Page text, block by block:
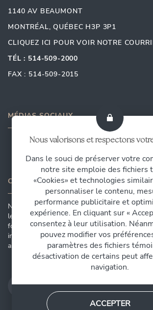
1140 AV BEAUMONT
MONTRÉAL, QUÉBEC H3P 3P1
CLIQUEZ ICI POUR VOIR NOTRE
TÉL : 514-509-2000
FAX : 514-509-2015
MÉDIAS SOCIAUX
CONTACTEZ-NOUS
Nous comprenons l'importance des mains de
leur vie quotidienne. C'est pourquoi nous nous
fournir des soins exceptionnels, en associant
innovation pour garantir des résultats optimaux
aspect vital de leur bien-être.
CONTACTEZ-NOUS
Nous valorisons et respectons
Dans le souci de préserver votre
notre site emploie des fichiers
«Cookies» et technologies
personnaliser le contenu,
performance publicitaire et
expérience. En cliquant sur «
consentez à leur utilisation.
pouvez modifier vos
paramètres des fichiers
désactivation de certains peut
navigation.
ACCEPTER